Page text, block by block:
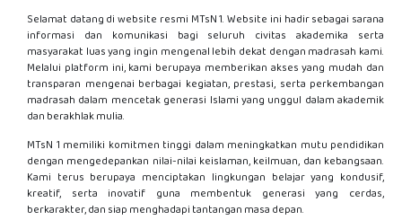
Selamat datang di website resmi MTsN 1. Website ini hadir sebagai sarana
informasi dan komunikasi bagi seluruh civitas akademika serta
masyarakat luas yang ingin mengenal lebih dekat dengan madrasah kami.
Melalui platform ini, kami berupaya memberikan akses yang mudah dan
transparan mengenai berbagai kegiatan, prestasi, serta perkembangan
madrasah dalam mencetak generasi Islami yang unggul dalam akademik
dan berakhlak mulia.
MTsN 1 memiliki komitmen tinggi dalam meningkatkan mutu pendidikan
dengan mengedepankan nilai-nilai keislaman, keilmuan, dan kebangsaan.
Kami terus berupaya menciptakan lingkungan belajar yang kondusif,
kreatif, serta inovatif guna membentuk generasi yang cerdas,
berkarakter, dan siap menghadapi tantangan masa depan.